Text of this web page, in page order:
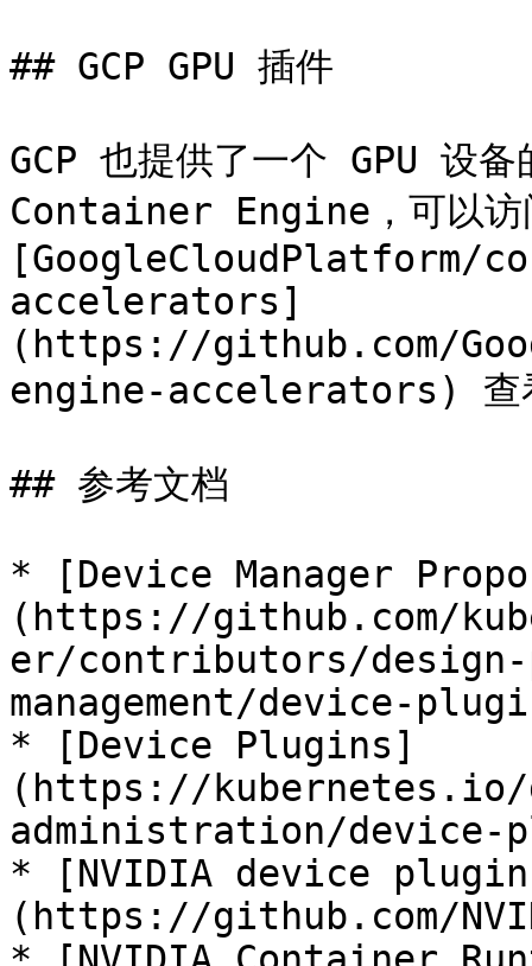
## GCP GPU 插件
GCP 也提供了一个 GPU 设
Container Engine，可以访
[GoogleCloudPlatform/
accelerators]
(https://github.com/
engine-accelerators) 查
## 参考文档
* [Device Manager
(https://github.com/
er/contributors/design-
management/device-
* [Device Plugins]
(https://kubernetes.io/
administration/device-
* [NVIDIA device
(https://github.com/